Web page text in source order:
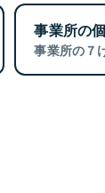
事業所の
事業所の７